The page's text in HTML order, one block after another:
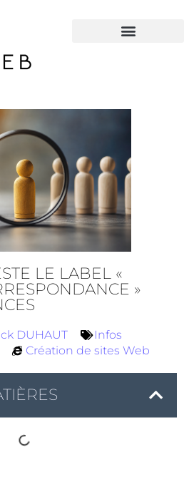
LE LABEL «
»
DUHAUT
Infos
Création de sites Web